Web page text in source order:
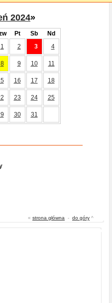
2024»
Pt Sb
Nd
1
2 3 4
8 9 10 11
16 17 18
23 24 25
30 31
« strona główna - do góry ^